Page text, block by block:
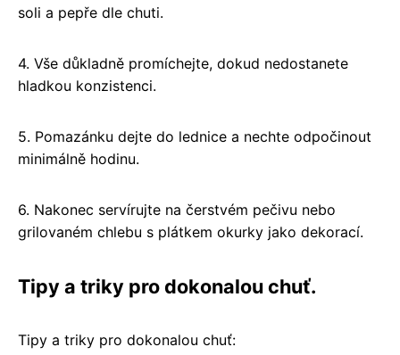
soli a pepře dle chuti.
4. Vše důkladně promíchejte, dokud nedostanete
hladkou konzistenci.
5. Pomazánku dejte do lednice a nechte odpočinout
minimálně hodinu.
6. Nakonec servírujte na čerstvém pečivu nebo
grilovaném chlebu s plátkem okurky jako dekorací.
Tipy a triky pro dokonalou chuť.
Tipy a triky pro dokonalou chuť: